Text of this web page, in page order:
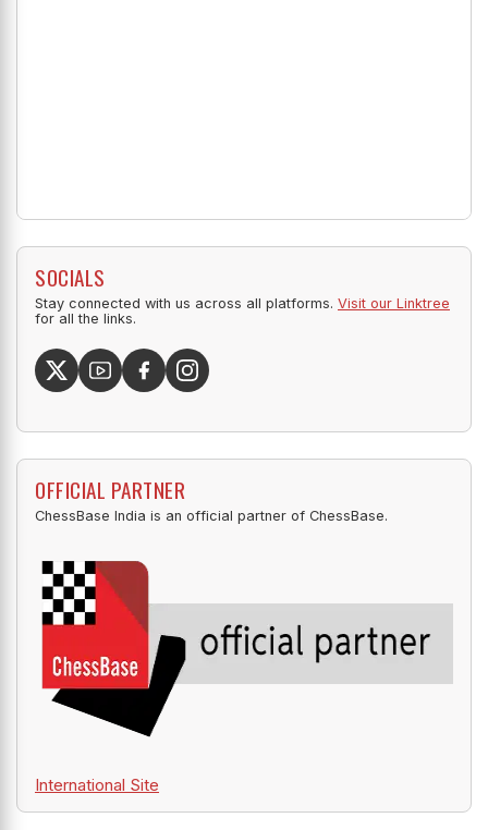
SOCIALS
Stay connected with us across all platforms. Visit our Linktree
for all the links.
OFFICIAL PARTNER
ChessBase India is an official partner of ChessBase.
International Site